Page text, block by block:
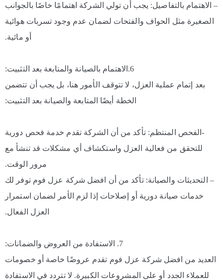
– الاهتمام بالتفاصيل: يجب أن تولي الشركة اهتمامًا خاصًا بالجوانب
الصغيرة مثل الحواف والفتحات لضمان عدم وجود تسربات هوائية
أو مائية.
6.الاهتمام بالصيانة والمتابعة بعد التثبيت:
بعد إتمام عملية العزل، لا تتوقف الأمور هنا، بل يجب أن تتضمن
الخطة أيضًا المتابعة والصيانة بعد التثبيت:
-الفحص المنتظم: تأكد من أن الشركة تقدم خدمة فحص دورية
للتحقق من فعالية العزل واستكشاف أي مشكلات قد تنشأ مع
مرور الوقت.
– التحديثات والصيانة: تأكد من أن افضل شركة عزل فوم توفر لك
خدمات صيانة دورية أو إصلاحات إذا لزم الأمر لضمان استمرار
العزل الفعال.
7. الاستفادة من العروض والضمانات:
العديد من افضل شركة عزل فوم تقدم عروضًا خاصة أو خصومات
للعملاء الجدد أو على المشروعات الكبيرة. لا تتردد في الاستفادة